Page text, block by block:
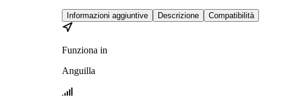
Informazioni aggiuntive Descrizione Compatibilità
Funziona in
Anguilla